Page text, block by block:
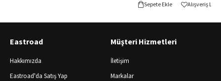
Sepete Ekle Alışveriş
Eastroad
Hakkımızda
Eastroad'da Satış Yap
Müşteri Hizmetleri
İletişim
Markalar